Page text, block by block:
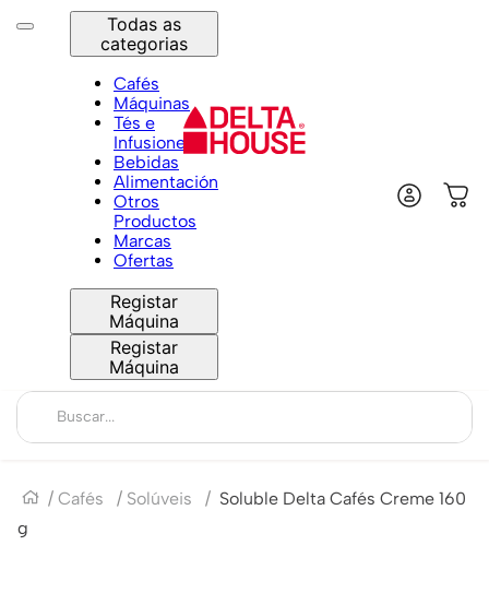
Todas as
categorias
Cafés
Máquinas
Tés e
Infusiones
Bebidas
Alimentación
Otros
Productos
Marcas
Ofertas
Registar
Máquina
Registar
Máquina
Cafés Solúveis
Soluble Delta Cafés Creme 160
g